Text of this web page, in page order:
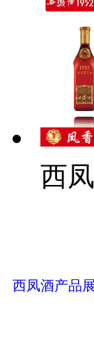
西
西凤酒产品